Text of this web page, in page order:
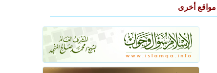
مواقع أخرى